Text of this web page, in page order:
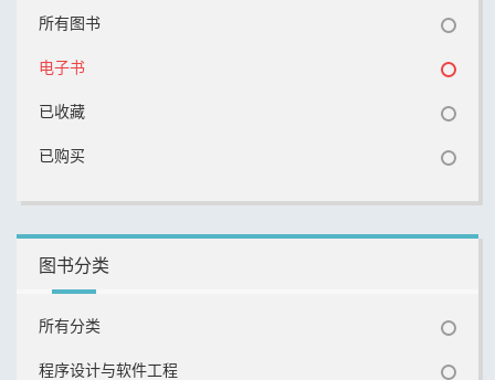
所有图书
电子书
已收藏
已购买
图书分类
所有分类
程序设计与软件工程